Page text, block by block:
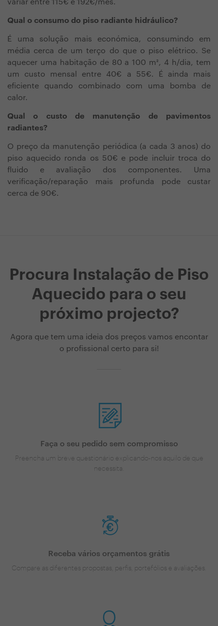
variar entre 115€ e 192€/mês.
Qual o consumo do piso radiante hidráulico?
É uma solução mais económica, consumindo em
média cerca de um terço do que o piso elétrico. Se
aquecer uma habitação de 80 a 100 m², 4 h/dia, tem
um custo mensal entre 40€ a 55€. É ainda mais
eficiente quando combinado com uma bomba de
calor.
Qual o custo de manutenção de pavimentos
radiantes?
O preço da manutenção periódica (a cada 3 anos) do
piso aquecido ronda os 50€ e pode incluir troca do
fluido e avaliação dos componentes. Uma
verificação/reparação mais profunda pode custar
cerca de 90€.
Procura Instalação de Piso
Aquecido para o seu
próximo projecto?
Agora que tem uma ideia dos preços vamos encontar
o profissional certo para si!
Faça o seu pedido sem compromisso
Preencha um breve questionário explicando-nos aquilo de que
necessita.
Receba vários orçamentos grátis
Compare as diferentes propostas, perfis, portefólios e avaliações.